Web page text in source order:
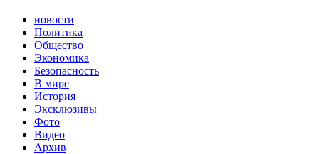
новости
Политика
Общество
Экономика
Безопасность
В мире
История
Эксклюзивы
Фото
Видео
Архив